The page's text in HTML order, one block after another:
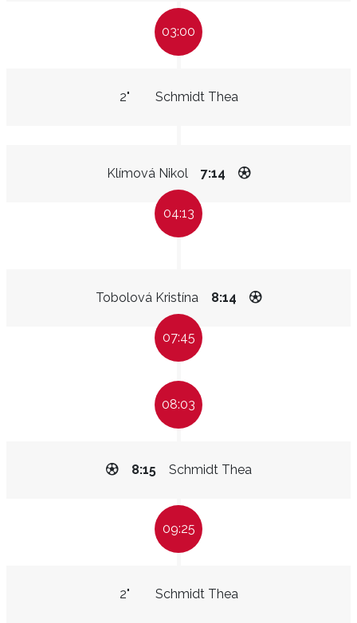
03:00
Schmidt Thea
2"
Klímová Nikol 7:14
04:13
Tobolová Kristína 8:14
07:45
08:03
Schmidt Thea
8:15
09:25
Schmidt Thea
2"